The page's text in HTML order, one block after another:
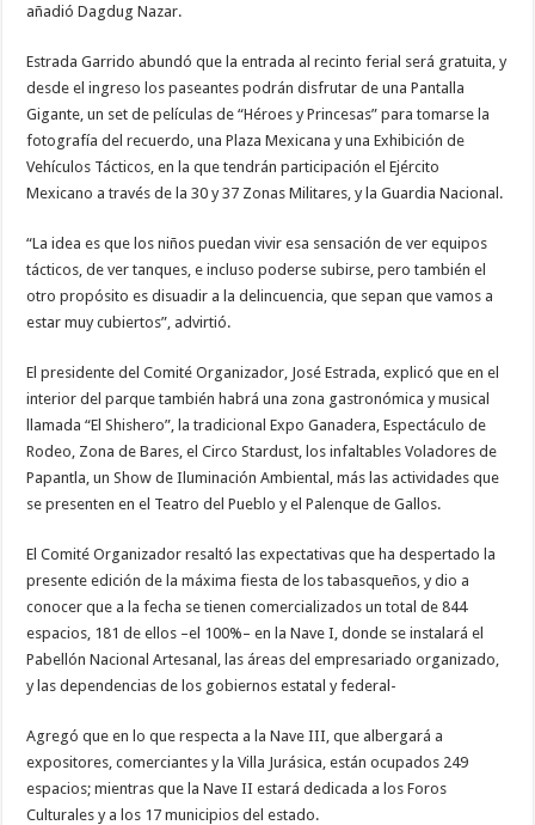
añadió Dagdug Nazar.
Estrada Garrido abundó que la entrada al recinto ferial será gratuita, y
desde el ingreso los paseantes podrán disfrutar de una Pantalla
Gigante, un set de películas de “Héroes y Princesas” para tomarse la
fotografía del recuerdo, una Plaza Mexicana y una Exhibición de
Vehículos Tácticos, en la que tendrán participación el Ejército
Mexicano a través de la 30 y 37 Zonas Militares, y la Guardia Nacional.
“La idea es que los niños puedan vivir esa sensación de ver equipos
tácticos, de ver tanques, e incluso poderse subirse, pero también el
otro propósito es disuadir a la delincuencia, que sepan que vamos a
estar muy cubiertos”, advirtió.
El presidente del Comité Organizador, José Estrada, explicó que en el
interior del parque también habrá una zona gastronómica y musical
llamada “El Shishero”, la tradicional Expo Ganadera, Espectáculo de
Rodeo, Zona de Bares, el Circo Stardust, los infaltables Voladores de
Papantla, un Show de Iluminación Ambiental, más las actividades que
se presenten en el Teatro del Pueblo y el Palenque de Gallos.
El Comité Organizador resaltó las expectativas que ha despertado la
presente edición de la máxima fiesta de los tabasqueños, y dio a
conocer que a la fecha se tienen comercializados un total de 844
espacios, 181 de ellos –el 100%– en la Nave I, donde se instalará el
Pabellón Nacional Artesanal, las áreas del empresariado organizado,
y las dependencias de los gobiernos estatal y federal-
Agregó que en lo que respecta a la Nave III, que albergará a
expositores, comerciantes y la Villa Jurásica, están ocupados 249
espacios; mientras que la Nave II estará dedicada a los Foros
Culturales y a los 17 municipios del estado.